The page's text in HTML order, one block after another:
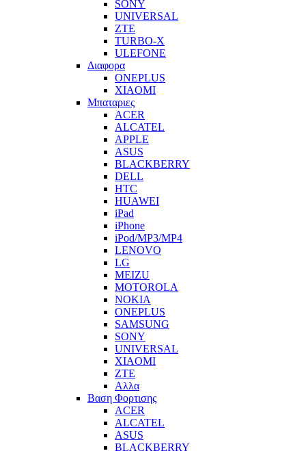
SONY
UNIVERSAL
ZTE
TURBO-X
ULEFONE
Διαφορα
ONEPLUS
XIAOMI
Μπαταριες
ACER
ALCATEL
APPLE
ASUS
BLACKBERRY
DELL
HTC
HUAWEI
iPad
iPhone
iPod/MP3/MP4
LENOVO
LG
MEIZU
MOTOROLA
NOKIA
ONEPLUS
SAMSUNG
SONY
UNIVERSAL
XIAOMI
ZTE
Αλλα
Βαση Φορτισης
ACER
ALCATEL
ASUS
BLACKBERRY